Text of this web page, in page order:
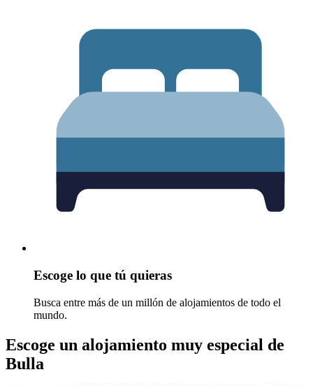
Escoge lo que tú quieras
Busca entre más de un millón de alojamientos de todo el
mundo.
Escoge un alojamiento muy especial de
Bulla